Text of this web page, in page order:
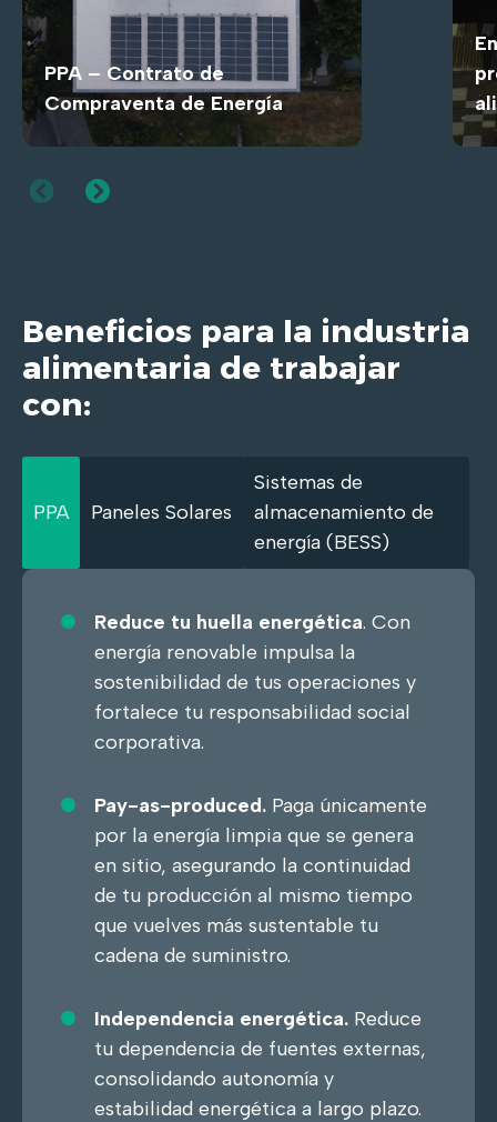
PPA – Contrato de
Compraventa de Energía
Beneficios para la industria
alimentaria de trabajar
con:
PPA Paneles Solares
Sistemas de
almacenamiento de
energía (BESS)
Reduce tu huella energética. Con
energía renovable impulsa la
sostenibilidad de tus operaciones y
fortalece tu responsabilidad social
corporativa.
Pay-as-produced. Paga únicamente
por la energía limpia que se genera
en sitio, asegurando la continuidad
de tu producción al mismo tiempo
que vuelves más sustentable tu
cadena de suministro.
Independencia energética. Reduce
tu dependencia de fuentes externas,
consolidando autonomía y
estabilidad energética a largo plazo.